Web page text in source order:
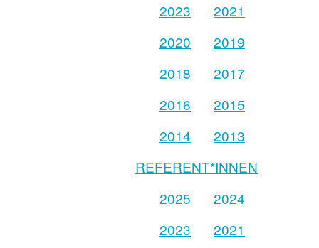
2023
2021
2020
2019
2018
2017
2016
2015
2014
2013
REFERENT*INNEN
2025
2024
2023
2021